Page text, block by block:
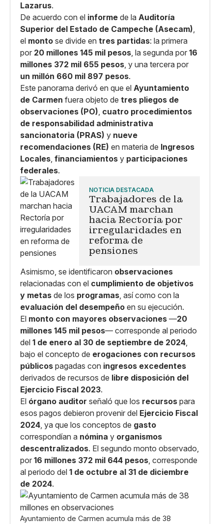
Lazarus.
De acuerdo con el informe de la Auditoría
Superior del Estado de Campeche (Asecam),
el monto se divide en tres partidas: la primera
por 20 millones 145 mil pesos, la segunda por 16
millones 372 mil 655 pesos, y una tercera por
un millón 660 mil 897 pesos.
Este panorama derivó en que el Ayuntamiento
de Carmen fuera objeto de tres pliegos de
observaciones (PO), cuatro procedimientos
de responsabilidad administrativa
sancionatoria (PRAS) y nueve
recomendaciones (RE) en materia de Ingresos
Locales, financiamientos y participaciones
federales.
NOTICIA DESTACADA
Trabajadores de la
UACAM marchan
hacia Rectoría por
irregularidades en
reforma de
pensiones
Asimismo, se identificaron observaciones
relacionadas con el cumplimiento de objetivos
y metas de los programas, así como con la
evaluación del desempeño en su ejecución.
El monto con mayores observaciones —20
millones 145 mil pesos— corresponde al periodo
del 1 de enero al 30 de septiembre de 2024,
bajo el concepto de erogaciones con recursos
públicos pagadas con ingresos excedentes
derivados de recursos de libre disposición del
Ejercicio Fiscal 2023.
El órgano auditor señaló que los recursos para
esos pagos debieron provenir del Ejercicio Fiscal
2024, ya que los conceptos de gasto
correspondían a nómina y organismos
descentralizados. El segundo monto observado,
por 16 millones 372 mil 644 pesos, corresponde
al periodo del 1 de octubre al 31 de diciembre
de 2024.
Ayuntamiento de Carmen acumula más de 38